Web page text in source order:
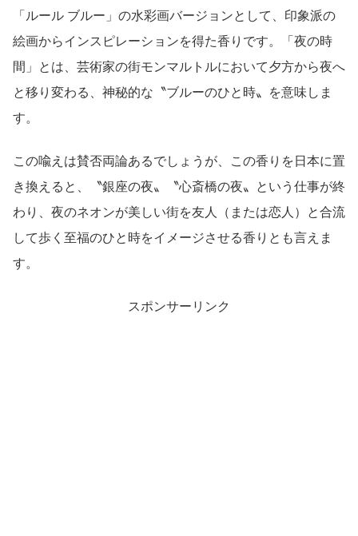
「ルール ブルー」の水彩画バージョンとして、印象派の
絵画からインスピレーションを得た香りです。「夜の時
間」とは、芸術家の街モンマルトルにおいて夕方から夜へ
と移り変わる、神秘的な〝ブルーのひと時〟を意味しま
す。
この喩えは賛否両論あるでしょうが、この香りを日本に置
き換えると、〝銀座の夜〟〝心斎橋の夜〟という仕事が終
わり、夜のネオンが美しい街を友人（または恋人）と合流
して歩く至福のひと時をイメージさせる香りとも言えま
す。
スポンサーリンク